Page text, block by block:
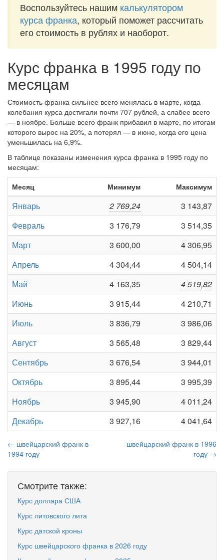
Воспользуйтесь нашим калькулятором
курса франка, который поможет рассчитать
его стоимость в рублях и наоборот.
Курс франка в 1995 году по
месяцам
Стоимость франка сильнее всего менялась в марте, когда
колебания курса достигали почти 707 рублей, а слабее всего
— в ноябре. Больше всего франк прибавил в марте, по итогам
которого вырос на 20%, а потерял — в июне, когда его цена
уменьшилась на 6,9%.
В таблице показаны изменения курса франка в 1995 году по
месяцам:
Месяц
Минимум Максимум
Январь 2 769,24
3 143,87
Февраль
3 176,79
3 514,35
Март
3 600,00
4 306,95
Апрель
4 304,44
4 504,14
Май
4 163,35
4 519,82
Июнь
3 915,44
4 210,71
Июль
3 836,79
3 986,06
Август
3 565,48
3 829,44
Сентябрь
3 676,54
3 944,01
Октябрь
3 895,44
3 995,39
Ноябрь
3 945,90
4 011,24
Декабрь
3 927,16 4 041,64
← швейцарский франк в
1994 году
швейцарский франк в 1996
году →
Смотрите также:
Курс доллара США
Курс литовского лита
Курс датской кроны
Курс швейцарского франка в 2026 году